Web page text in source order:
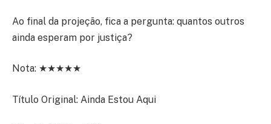
Ao final da projeção, fica a pergunta: quantos outros
ainda esperam por justiça?
Nota: ★★★★★
Título Original: Ainda Estou Aqui